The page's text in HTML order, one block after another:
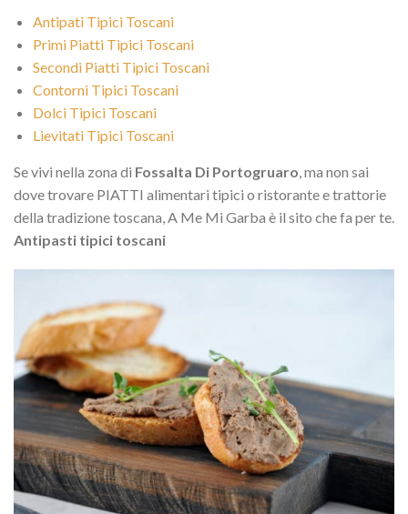
Antipati Tipici Toscani
Primi Piatti Tipici Toscani
Secondi Piatti Tipici Toscani
Contorni Tipici Toscani
Dolci Tipici Toscani
Lievitati Tipici Toscani
Se vivi nella zona di Fossalta Di Portogruaro , ma non sai
dove trovare PIATTI alimentari tipici o ristorante e trattorie
della tradizione toscana, A Me Mi Garba è il sito che fa per te.
Antipasti tipici toscani